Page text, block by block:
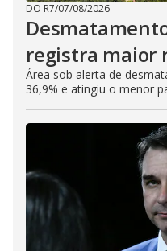
DO R7/07/08/2026
registra maior
Área sob alerta de
36,9% e atingiu o menor